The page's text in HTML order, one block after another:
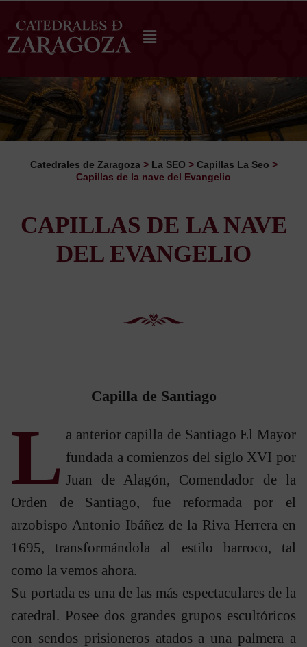
Catedrales de Zaragoza > La SEO > Capillas La Seo >
Capillas de la nave del Evangelio
CAPILLAS DE LA NAVE
DEL EVANGELIO
Capilla de Santiago
L a anterior capilla de Santiago El Mayor
fundada a comienzos del siglo XVI por
Juan de Alagón, Comendador de la
Orden de Santiago, fue reformada por el
arzobispo Antonio Ibáñez de la Riva Herrera en
1695, transformándola al estilo barroco, tal
como la vemos ahora.
Su portada es una de las más espectaculares de la
catedral. Posee dos grandes grupos escultóricos
con sendos prisioneros atados a una palmera a